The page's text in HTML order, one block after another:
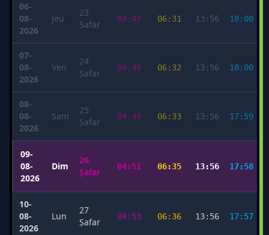
06-
08-
2026
Jeu
23
Ṣafar
04:47 06:31 13:56 18:00
07-
08-
2026
Ven
24
Ṣafar
04:48 06:32 13:56 18:00
08-
08-
2026
Sam
25
Ṣafar
04:49 06:33 13:56 17:59
09-
08-
2026
Dim
26
Ṣafar
04:51 06:35 13:56 17:58
10-
08-
2026
Lun
27
Ṣafar
04:53 06:36 13:56 17:57